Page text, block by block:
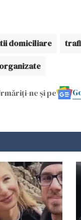
domiciliare
ne și pe